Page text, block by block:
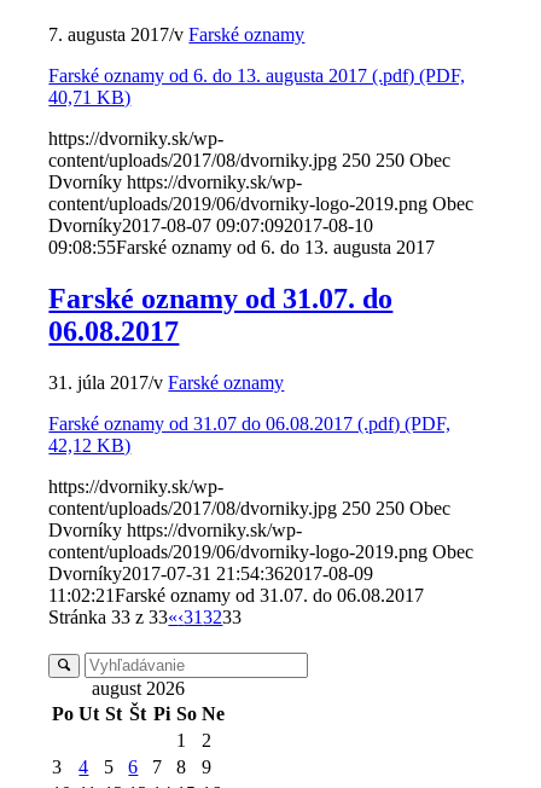
7. augusta 2017/vFarské oznamy
Farské oznamy od 6. do 13. augusta 2017 (.pdf) (PDF,
40,71 KB)
https://dvorniky.sk/wp-
content/uploads/2017/08/dvorniky.jpg 250 250 Obec
Dvorníky https://dvorniky.sk/wp-
content/uploads/2019/06/dvorniky-logo-2019.png Obec
Dvorníky2017-08-07 09:07:092017-08-10
09:08:55Farské oznamy od 6. do 13. augusta 2017
Farské oznamy od 31.07. do
06.08.2017
31. júla 2017/vFarské oznamy
Farské oznamy od 31.07 do 06.08.2017 (.pdf) (PDF,
42,12 KB)
https://dvorniky.sk/wp-
content/uploads/2017/08/dvorniky.jpg 250 250 Obec
Dvorníky https://dvorniky.sk/wp-
content/uploads/2019/06/dvorniky-logo-2019.png Obec
Dvorníky2017-07-31 21:54:362017-08-09
11:02:21Farské oznamy od 31.07. do 06.08.2017
Stránka 33 z 33«‹313233
august 2026
Po Ut St Št Pi So Ne
1
2
3
4 5 6 7 8
9